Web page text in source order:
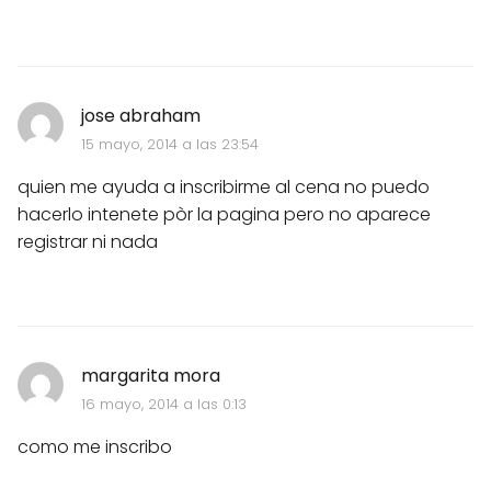
jose abraham
15 mayo, 2014 a las 23:54
quien me ayuda a inscribirme al cena no puedo
hacerlo intenete pòr la pagina pero no aparece
registrar ni nada
margarita mora
16 mayo, 2014 a las 0:13
como me inscribo